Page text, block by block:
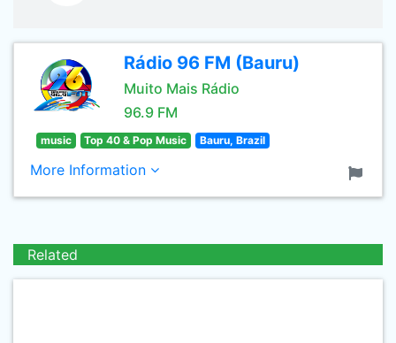
Rádio 96 FM (Bauru)
Muito Mais Rádio
96.9 FM
music Top 40 & Pop Music Bauru, Brazil
More Information
Related